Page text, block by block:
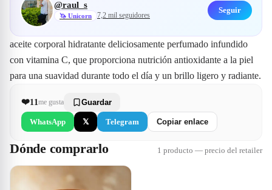
@raul_s
🦄 Unicorn 7,2 mil seguidores
Seguir
aceite corporal hidratante deliciosamente perfumado infundido
con vitamina C, que proporciona nutrición antioxidante a la piel
para una suavidad durante todo el día y un brillo ligero y radiante.
❤️11me gusta Guardar
WhatsApp 𝕏 Telegram Copiar enlace
Dónde comprarlo 1 producto — precio del retailer